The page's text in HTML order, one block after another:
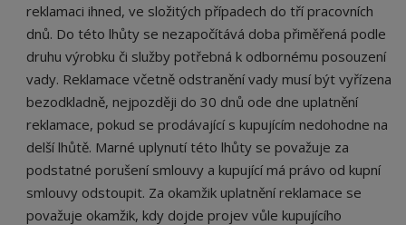
reklamaci ihned, ve složitých případech do tří pracovních
dnů. Do této lhůty se nezapočítává doba přiměřená podle
druhu výrobku či služby potřebná k odbornému posouzení
vady. Reklamace včetně odstranění vady musí být vyřízena
bezodkladně, nejpozději do 30 dnů ode dne uplatnění
reklamace, pokud se prodávající s kupujícím nedohodne na
delší lhůtě. Marné uplynutí této lhůty se považuje za
podstatné porušení smlouvy a kupující má právo od kupní
smlouvy odstoupit. Za okamžik uplatnění reklamace se
považuje okamžik, kdy dojde projev vůle kupujícího